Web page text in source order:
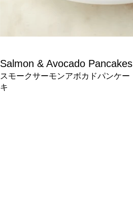
Salmon & Avocado Pancakes
スモークサーモンアボカドパンケー
キ